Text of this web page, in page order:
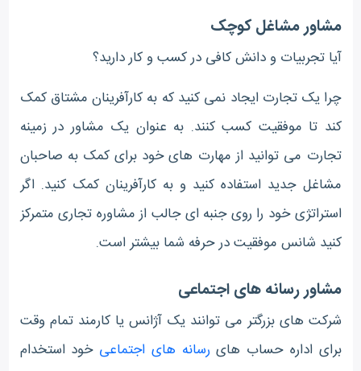
مشاور مشاغل کوچک
آیا تجربیات و دانش کافی در کسب و کار دارید؟
چرا یک تجارت ایجاد نمی کنید که به کارآفرینان مشتاق کمک
کند تا موفقیت کسب کنند. به عنوان یک مشاور در زمینه
تجارت می توانید از مهارت های خود برای کمک به صاحبان
مشاغل جدید استفاده کنید و به کارآفرینان کمک کنید. اگر
استراتژی خود را روی جنبه ای جالب از مشاوره تجاری متمرکز
کنید شانس موفقیت در حرفه شما بیشتر است.
مشاور رسانه های اجتماعی
شرکت های بزرگتر می توانند یک آژانس یا کارمند تمام وقت
برای اداره حساب های رسانه های اجتماعی خود استخدام